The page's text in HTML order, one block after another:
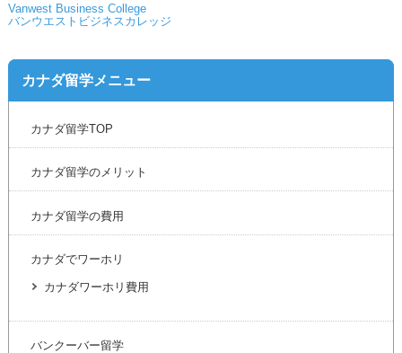
Vanwest Business College
バンウエストビジネスカレッジ
カナダ留学メニュー
カナダ留学TOP
カナダ留学のメリット
カナダ留学の費用
カナダでワーホリ
カナダワーホリ費用
バンクーバー留学